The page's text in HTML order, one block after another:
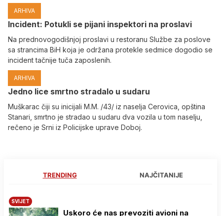
ARHIVA
Incident: Potukli se pijani inspektori na proslavi
Na prednovogodišnjoj proslavi u restoranu Službe za poslove
sa strancima BiH koja je održana protekle sedmice dogodio se
incident tačnije tuča zaposlenih.
ARHIVA
Јedno lice smrtno stradalo u sudaru
Muškarac čiji su inicijali M.M. /43/ iz naselja Cerovica, opština
Stanari, smrtno je stradao u sudaru dva vozila u tom naselju,
rečeno je Srni iz Policijske uprave Doboj.
TRENDING NAJČITANIJE
SVIJET
Uskoro će nas prevoziti avioni na